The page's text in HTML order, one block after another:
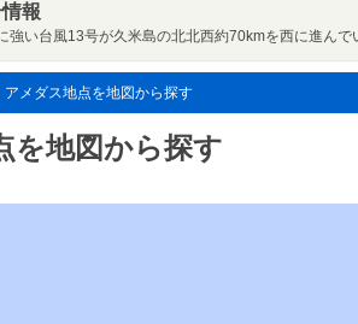
報
強い台風13号が久米島の北北西約70kmを西に進んで
アメダス地点を地図から探す
を地図から探す